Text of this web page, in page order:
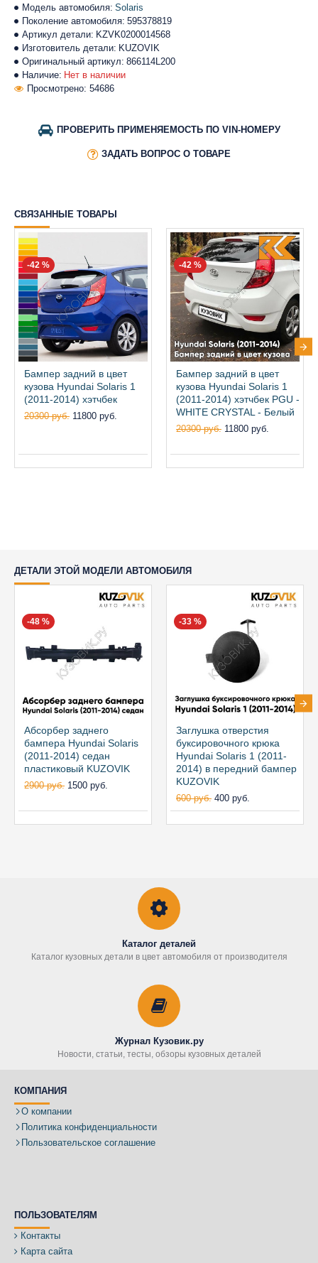
Наличие: Нет в наличии
Модель автомобиля: Solaris
Поколение автомобиля: 595378819
Артикул детали: KZVK0200014568
Изготовитель детали: KUZOVIK
Оригинальный артикул: 866114L200
Просмотрено: 54686
ПРОВЕРИТЬ ПРИМЕНЯЕМОСТЬ ПО VIN-НОМЕРУ
ЗАДАТЬ ВОПРОС О ТОВАРЕ
СВЯЗАННЫЕ ТОВАРЫ
-42 %
Бампер задний в цвет
кузова Hyundai Solaris 1
(2011-2014) хэтчбек
20300 руб. 11800 руб.
-42 %
Бампер задний в цвет
кузова Hyundai Solaris 1
(2011-2014) хэтчбек PGU -
WHITE CRYSTAL - Белый
20300 руб. 11800 руб.
ДЕТАЛИ ЭТОЙ МОДЕЛИ АВТОМОБИЛЯ
-48 %
Абсорбер заднего
бампера Hyundai Solaris
(2011-2014) седан
пластиковый KUZOVIK
2900 руб. 1500 руб.
-33 %
Заглушка отверстия
буксировочного крюка
Hyundai Solaris 1 (2011-
2014) в передний бампер
KUZOVIK
600 руб. 400 руб.
Каталог деталей
Каталог кузовных детали в цвет автомобиля от производителя
Журнал Кузовик.ру
Новости, статьи, тесты, обзоры кузовных деталей
КОМПАНИЯ
О компании
Политика конфиденциальности
Пользовательское соглашение
ПОЛЬЗОВАТЕЛЯМ
Контакты
Карта сайта